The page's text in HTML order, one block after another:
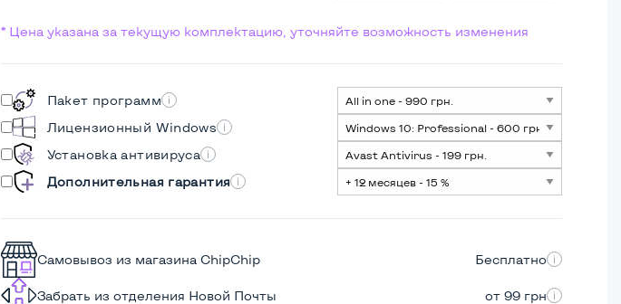
* Цена указана за текущую комплектацию, уточняйте возможность изменения
Пакет программ
Лицензионный Windows
Установка антивируса
Дополнительная гарантия
Самовывоз из магазина ChipChip Бесплатно
Забрать из отделения Новой Почты от 99 грн